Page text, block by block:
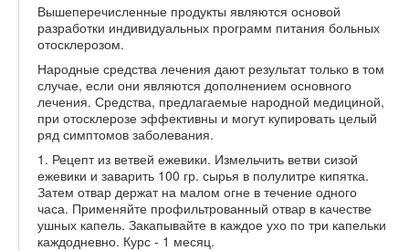
Вышеперечисленные продукты являются основой
разработки индивидуальных программ питания больных
отосклерозом.
Народные средства лечения дают результат только в том
случае, если они являются дополнением основного
лечения. Средства, предлагаемые народной медициной,
при отосклерозе эффективны и могут купировать целый
ряд симптомов заболевания.
1. Рецепт из ветвей ежевики. Измельчить ветви сизой
ежевики и заварить 100 гр. сырья в полулитре кипятка.
Затем отвар держат на малом огне в течение одного
часа. Применяйте профильтрованный отвар в качестве
ушных капель. Закапывайте в каждое ухо по три капельки
каждодневно. Курс - 1 месяц.